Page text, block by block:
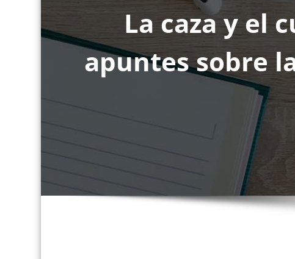
La caza y el
apuntes sobre